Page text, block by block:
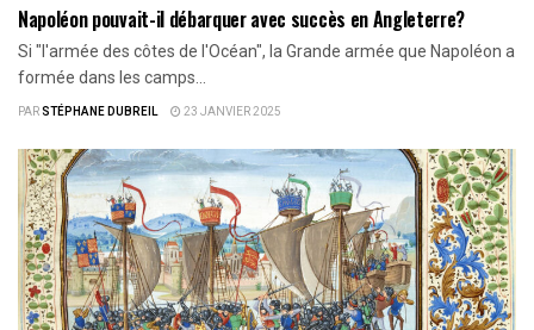
Napoléon pouvait-il débarquer avec succès en Angleterre?
Si "l'armée des côtes de l'Océan", la Grande armée que Napoléon a
formée dans les camps...
PARSTÉPHANE DUBREIL 23 JANVIER 2025